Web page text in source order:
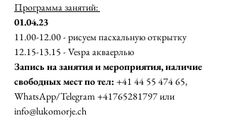
Программа занятий:
01.04.23
11.00-12.00 - рисуем пасхальную открытку
12.15-13.15 - Vespa акваерлью
Запись на занятия и мероприятия, наличие
свободных мест по тел: +41 44 55 474 65,
WhatsApp/Telegram +41765281797 или
info@lukomorje.ch